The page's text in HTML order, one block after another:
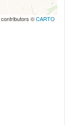
contributors ©CARTO